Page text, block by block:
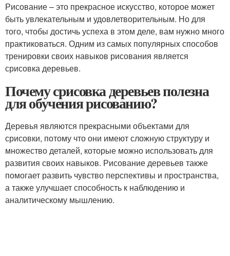
Рисование – это прекрасное искусство, которое может
быть увлекательным и удовлетворительным. Но для
того, чтобы достичь успеха в этом деле, вам нужно много
практиковаться. Одним из самых популярных способов
тренировки своих навыков рисования является
срисовка деревьев.
Почему срисовка деревьев полезна
для обучения рисованию?
Деревья являются прекрасными объектами для
срисовки, потому что они имеют сложную структуру и
множество деталей, которые можно использовать для
развития своих навыков. Рисование деревьев также
помогает развить чувство перспективы и пространства,
а также улучшает способность к наблюдению и
аналитическому мышлению.